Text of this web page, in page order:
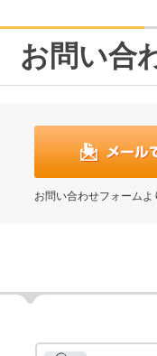
お問い合
お問い合わせフォームよ